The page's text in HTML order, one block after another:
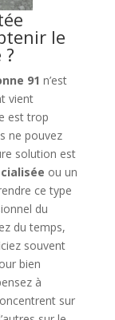
le
91 n’est
vient
est trop
ne pouvez
solution est
ou un
ce type
du
du temps,
souvent
bien
à
sur